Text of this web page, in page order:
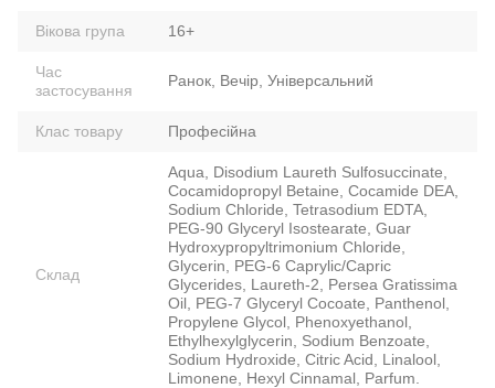
Вікова група 16+
Час
застосування
Ранок, Вечір, Універсальний
Клас товару Професійна
Склад
Aqua, Disodium Laureth Sulfosuccinate,
Cocamidopropyl Betaine, Cocamide DEA,
Sodium Chloride, Tetrasodium EDTA,
PEG-90 Glyceryl Isostearate, Guar
Hydroxypropyltrimonium Chloride,
Glycerin, PEG-6 Caprylic/Capric
Glycerides, Laureth-2, Persea Gratissima
Oil, PEG-7 Glyceryl Cocoate, Panthenol,
Propylene Glycol, Phenoxyethanol,
Ethylhexylglycerin, Sodium Benzoate,
Sodium Hydroxide, Citric Acid, Linalool,
Limonene, Hexyl Cinnamal, Parfum.